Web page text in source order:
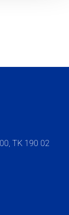
TK 190 02